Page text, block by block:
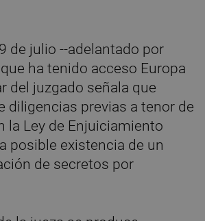
de julio --adelantado por
ha tenido acceso Europa
del juzgado señala que
diligencias previas a tenor de
la Ley de Enjuiciamiento
posible existencia de un
de secretos por